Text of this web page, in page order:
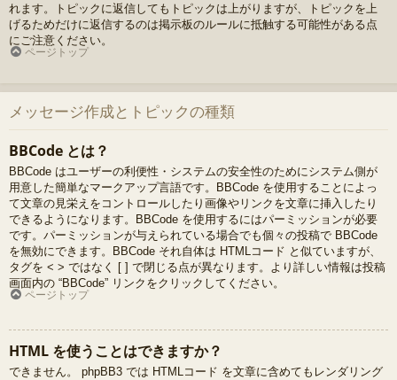
れます。トピックに返信してもトピックは上がりますが、トピックを上
げるためだけに返信するのは掲示板のルールに抵触する可能性がある点
にご注意ください。
ページトップ
メッセージ作成とトピックの種類
BBCode とは？
BBCode はユーザーの利便性・システムの安全性のためにシステム側が
用意した簡単なマークアップ言語です。BBCode を使用することによっ
て文章の見栄えをコントロールしたり画像やリンクを文章に挿入したり
できるようになります。BBCode を使用するにはパーミッションが必要
です。パーミッションが与えられている場合でも個々の投稿で BBCode
を無効にできます。BBCode それ自体は HTMLコード と似ていますが、
タグを < > ではなく [ ] で閉じる点が異なります。より詳しい情報は投稿
画面内の “BBCode” リンクをクリックしてください。
ページトップ
HTML を使うことはできますか？
できません。 phpBB3 では HTMLコード を文章に含めてもレンダリング